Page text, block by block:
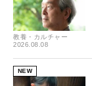
教養・カルチャー
2026.08.08
NEW